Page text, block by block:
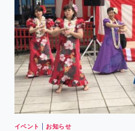
イベント |お知らせ